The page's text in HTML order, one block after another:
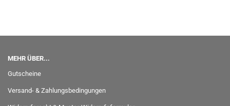
MEHR ÜBER...
Gutscheine
Versand- & Zahlungsbedingungen